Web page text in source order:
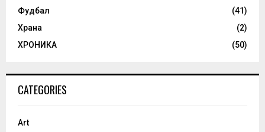
Фудбал
(41)
Храна
(2)
ХРОНИКА
(50)
CATEGORIES
Art